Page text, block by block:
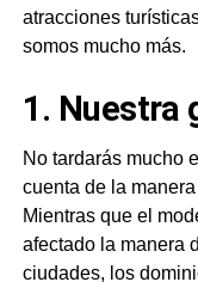
atracciones
somos mucho más.
1. Nuestra
No tardarás mucho
cuenta de la
Mientras que el
afectado la manera
ciudades, los